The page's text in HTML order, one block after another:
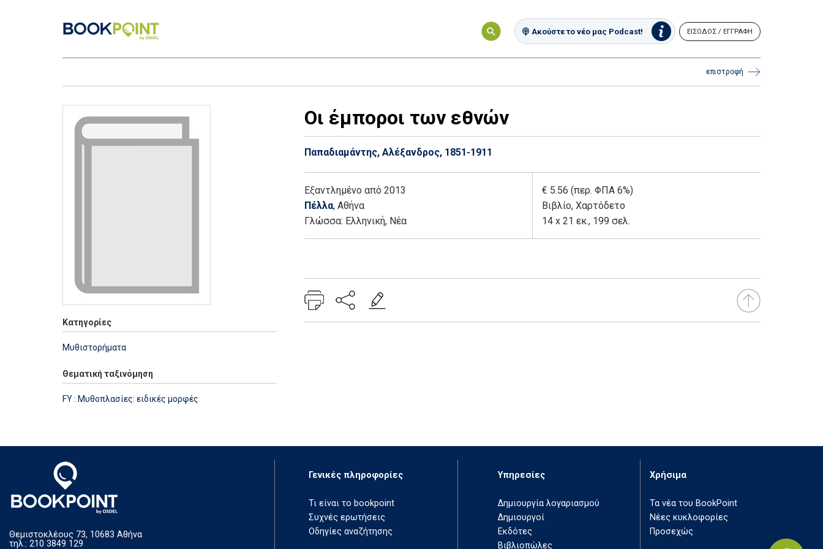
Ακούστε το νέο μας Podcast! ΕΙΣΟΔΟΣ / ΕΓΓΡΑΦΗ
επιστροφή
Κατηγορίες
Μυθιστορήματα
Θεματική ταξινόμηση
FY : Μυθοπλασίες: ειδικές μορφές
Οι έμποροι των εθνών
Παπαδιαμάντης, Αλέξανδρος, 1851-1911
Εξαντλημένο από 2013
Πέλλα, Αθήνα
Γλώσσα: Ελληνική, Νέα
€ 5.56 (περ. ΦΠΑ 6%)
Βιβλίο, Χαρτόδετο
14 x 21 εκ., 199 σελ.
Θεμιστοκλέους 73, 10683 Αθήνα
τηλ.: 210 3849 129
Γενικές πληροφορίες
Τι είναι το bookpoint
Συχνές ερωτήσεις
Οδηγίες αναζήτησης
Υπηρεσίες
Δημιουργία λογαριασμού
Δημιουργοί
Εκδότες
Βιβλιοπώλες
Χρήσιμα
Τα νέα του BookPoint
Νέες κυκλοφορίες
Προσεχώς